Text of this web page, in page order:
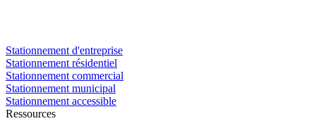
Stationnement d'entreprise
Stationnement résidentiel
Stationnement commercial
Stationnement municipal
Stationnement accessible
Ressources